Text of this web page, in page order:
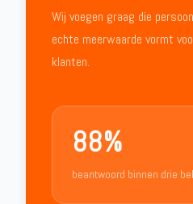
Wij voegen graag die
echte meerwaarde vormt
klanten.
88%
beantwoord binnen drie